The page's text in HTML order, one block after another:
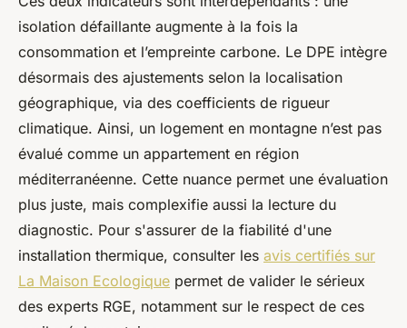
isolation défaillante augmente à la fois la
consommation et l’empreinte carbone. Le DPE intègre
désormais des ajustements selon la localisation
géographique, via des coefficients de rigueur
climatique. Ainsi, un logement en montagne n’est pas
évalué comme un appartement en région
méditerranéenne. Cette nuance permet une évaluation
plus juste, mais complexifie aussi la lecture du
diagnostic. Pour s'assurer de la fiabilité d'une
installation thermique, consulter les avis certifiés sur
La Maison Ecologique permet de valider le sérieux
des experts RGE, notamment sur le respect de ces